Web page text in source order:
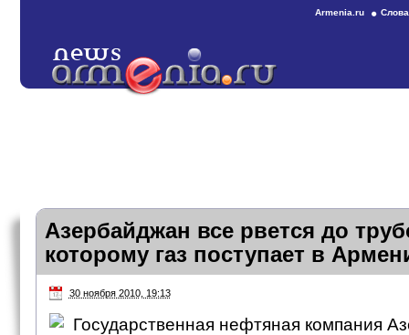
Armenia.ru
Азербайджан все рвется до
которому газ поступает в
30 ноября 2010, 19:13
Государственная нефтяная компания